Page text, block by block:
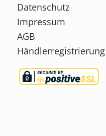
Datenschutz
Impressum
AGB
Händlerregistrierung